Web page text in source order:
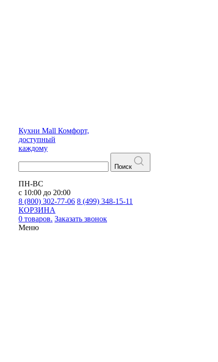
Кухни Mall Комфорт,
доступный
каждому
Поиск
ПН-ВС
с 10:00 до 20:00
8 (800) 302-77-06 8 (499) 348-15-11
КОРЗИНА
0 товаров. Заказать звонок
Меню